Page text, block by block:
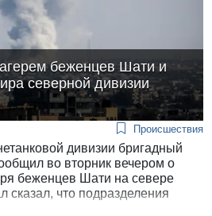
беженцев Шати и
северной дивизии
Происшествия
дивизии бригадный
во вторник вечером о
беженцев Шати на севере
сказал, что подразделения